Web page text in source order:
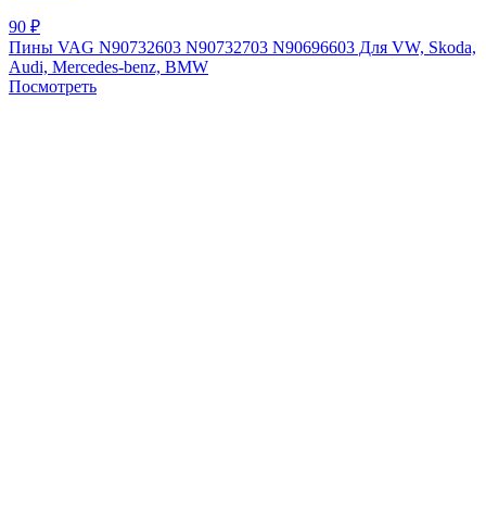
90 ₽
Пины VAG N90732603 N90732703 N90696603 Для VW, Skоdа,
Аudi, Mеrcеdes-bеnz, BMW
Посмотреть